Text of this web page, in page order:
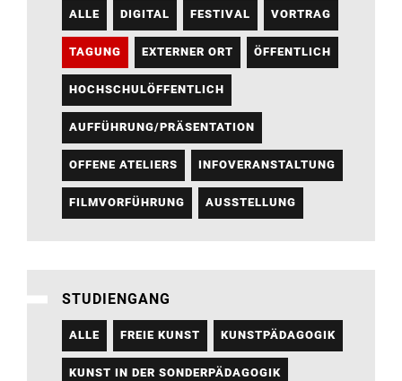
ALLE DIGITAL FESTIVAL VORTRAG
TAGUNG EXTERNER ORT ÖFFENTLICH
HOCHSCHULÖFFENTLICH
AUFFÜHRUNG/PRÄSENTATION
OFFENE ATELIERS INFOVERANSTALTUNG
FILMVORFÜHRUNG AUSSTELLUNG
STUDIENGANG
ALLE FREIE KUNST KUNSTPÄDAGOGIK
KUNST IN DER SONDERPÄDAGOGIK